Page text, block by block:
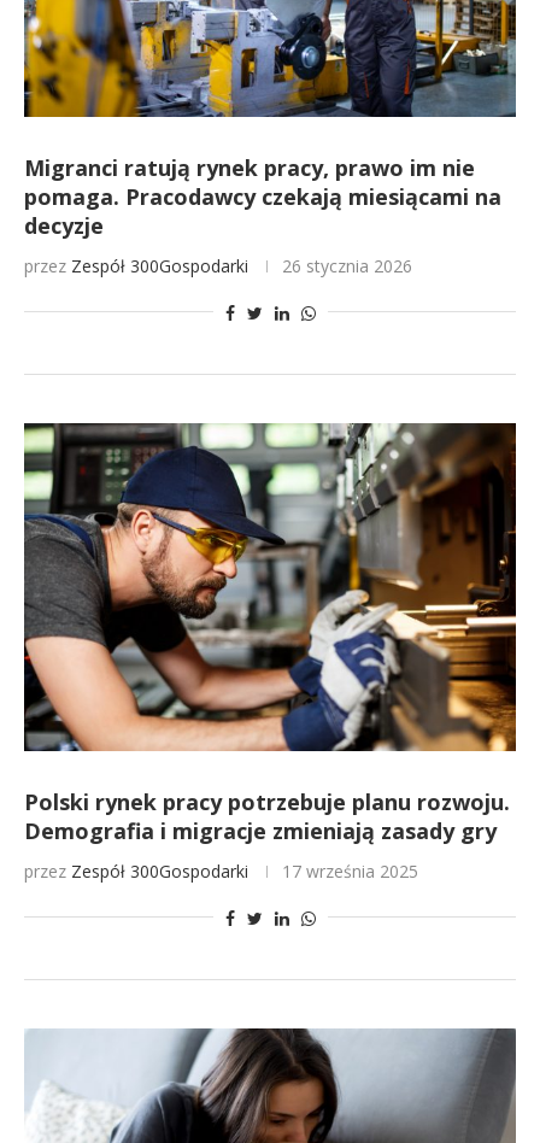
Migranci ratują rynek pracy, prawo im nie
pomaga. Pracodawcy czekają miesiącami na
decyzje
przez Zespół 300Gospodarki 26 stycznia 2026
Polski rynek pracy potrzebuje planu rozwoju.
Demografia i migracje zmieniają zasady gry
przez Zespół 300Gospodarki 17 września 2025